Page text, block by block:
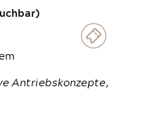
Antriebskonzepte,